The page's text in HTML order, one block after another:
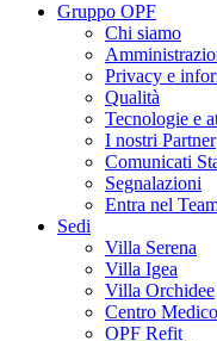
Gruppo OPF
Chi siamo
Privacy e
Qualità
Tecnologie e
I nostri Partner
Comunicati
Segnalazioni
Entra nel
Sedi
Villa Serena
Villa Igea
Villa Orchidee
Centro
OPF Refit